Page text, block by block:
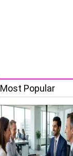
Most Popular